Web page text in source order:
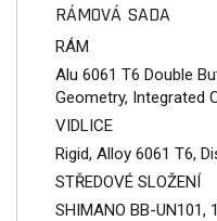
RÁMOVÁ SADA
RÁM
Alu 6061 T6 Double
Geometry, Integrated
VIDLICE
Rigid, Alloy 6061 T6,
STŘEDOVÉ SLOŽENÍ
SHIMANO BB-UN101,